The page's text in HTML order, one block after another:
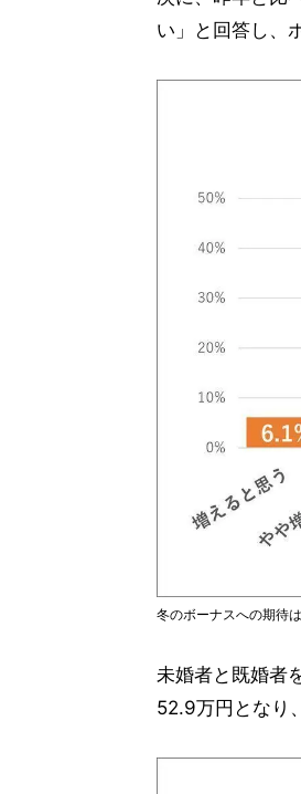
い」と回答し、
冬のボーナスへの期待
未婚者と既婚者
52.9万円となり